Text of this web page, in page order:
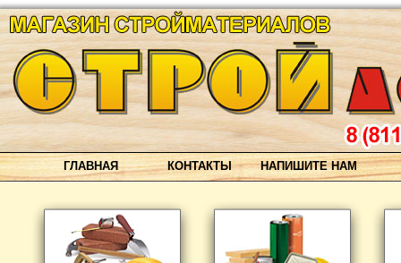
ГЛАВНАЯ КОНТАКТЫ НАПИШИТЕ НАМ